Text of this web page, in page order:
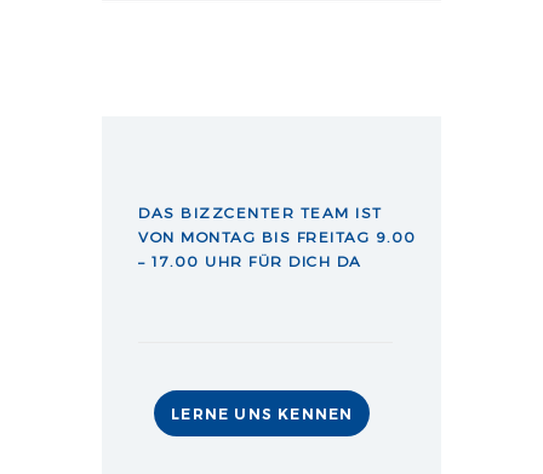
DAS BIZZCENTER TEAM IST
VON MONTAG BIS FREITAG 9.00
– 17.00 UHR FÜR DICH DA
LERNE UNS KENNEN